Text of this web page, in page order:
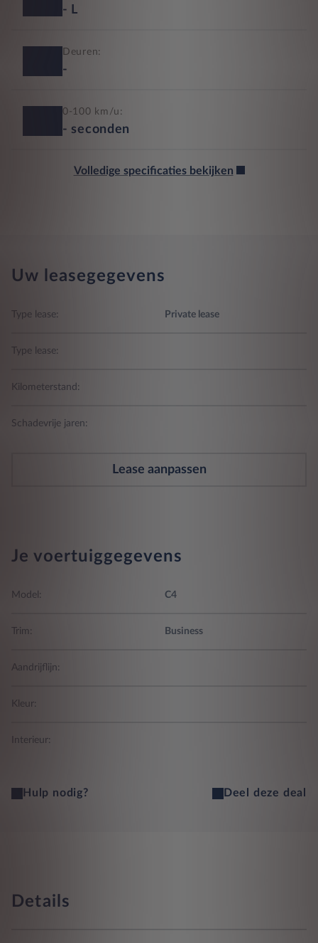
- L
Deuren:
-
0-100 km/u:
- seconden
Volledige specificaties bekijken
Uw leasegegevens
Type lease: Private lease
Type lease:
Kilometerstand:
Schadevrije jaren:
Lease aanpassen
Je voertuiggegevens
Model: C4
Trim: Business
Aandrijflijn:
Kleur:
Interieur:
Hulp nodig? Deel deze deal
Details